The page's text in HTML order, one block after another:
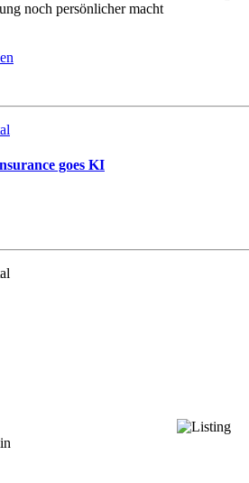
noch persönlicher macht
goes KI